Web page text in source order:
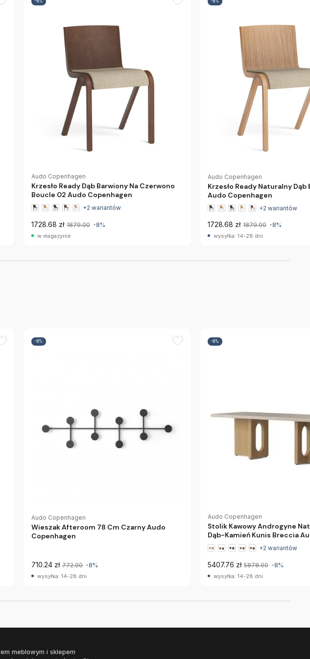
-8%
Audo Copenhagen
Krzesło Ready Dąb Barwiony Na Czerwono
Boucle 02 Audo Copenhagen
+2 wariantów
1728.68 zł 1879.00 -8%
w magazynie
-8%
Audo Copenhagen
Krzesło Ready Naturalny
Audo Copenhagen
+2 wariantów
1728.68 zł 1879.00 -8%
wysyłka: 14-28 dni
-8%
Audo Copenhagen
Wieszak Afteroom 78 Cm Czarny Audo
Copenhagen
710.24 zł 772.00 -8%
wysyłka: 14-28 dni
-8%
Audo Copenhagen
Stolik Kawowy Androgyne
Dąb-Kamień Kunis Breccia
Copenhagen
+2 wariantów
5407.76 zł 5878.00 -8%
wysyłka: 14-28 dni
meblowym i sklepem